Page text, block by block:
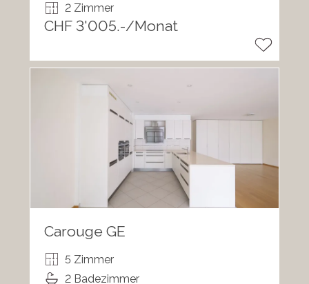
2 Zimmer
CHF 3'005.-/Monat
Carouge GE
5 Zimmer
2 Badezimmer